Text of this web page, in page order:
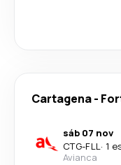
Cartagena-
sáb 07 nov
CTG-FLL· 1
Avianca